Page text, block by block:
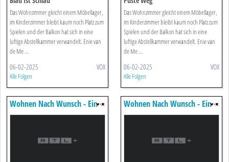
Das Wohnzimmer gleicht einem Möbellager,
im Kinderzimmer bleibt kaum noch Platz zum
Spielen und der Balkon hat sich in eine
luftige Abstellkammer verwandelt. Enie van
de Me ...
06-02-2025 VOX
Alle Folgen
Das Wohnzimmer gleicht einem Möbellager,
im Kinderzimmer bleibt kaum noch Platz zum
Spielen und der Balkon hat sich in eine
luftige Abstellkammer verwandelt. Enie van
de Me ...
06-02-2025 VOX
Alle Folgen
Wohnen Nach Wunsch - Ein
Duo Für Vier Wände
Wohnen Nach Wunsch - Ein
Duo Für Vier Wände